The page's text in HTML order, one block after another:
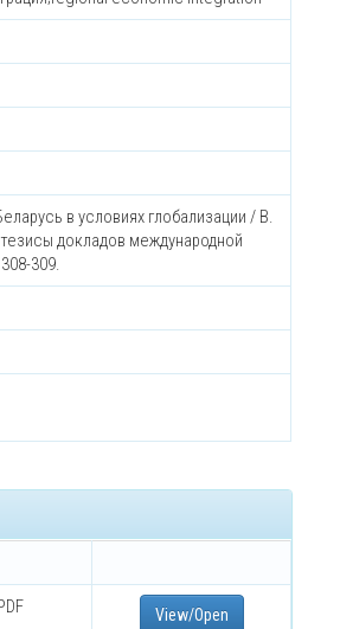
в условиях глобализации / В.
докладов международной
309.
View/Open